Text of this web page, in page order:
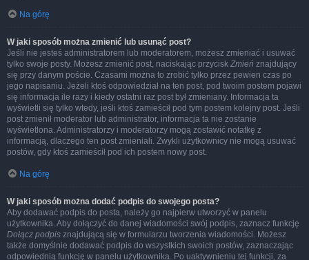
Na górę
W jaki sposób można zmienić lub usunąć post?
Jeśli nie jesteś administratorem lub moderatorem, możesz zmieniać i usuwać
tylko swoje posty. Możesz zmienić post, naciskając przycisk Zmień znajdujący
się przy danym poście. Czasami można to zrobić tylko przez pewien czas po
jego napisaniu. Jeżeli ktoś odpowiedział na ten post, pod twoim postem pojawi
się informacja ile razy i kiedy ostatni raz post był zmieniany. Informacja ta
wyświetli się tylko wtedy, jeśli ktoś zamieścił pod tym postem kolejny post. Jeśli
post zmienił moderator lub administrator, informacja ta nie zostanie
wyświetlona. Administratorzy i moderatorzy mogą zostawić notatkę z
informacją, dlaczego ten post zmieniali. Zwykli użytkownicy nie mogą usuwać
postów, gdy ktoś zamieścił pod ich postem nowy post.
Na górę
W jaki sposób można dodać podpis do swojego posta?
Aby dodawać podpis do posta, należy go najpierw utworzyć w panelu
użytkownika. Aby dołączyć do danej wiadomości swój podpis, zaznacz funkcję
Dołącz podpis znajdującą się w formularzu tworzenia wiadomości. Możesz
także domyślnie dodawać podpis do wszystkich swoich postów, zaznaczając
odpowiednią funkcję w panelu użytkownika. Po uaktywnieniu tej funkcji, za